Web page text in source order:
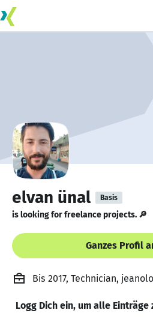
elvan ünal Basis
is looking for freelance projects. 🔎
Ganzes Profil
Bis 2017, Technician,
Logg Dich ein, um alle Einträge